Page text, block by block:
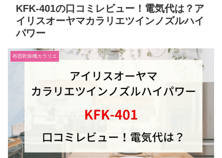
KFK-401の口コミレビュー！電気代は？ア
イリスオーヤマカラリエツインノズルハイ
パワー
布団乾燥機カラリエ